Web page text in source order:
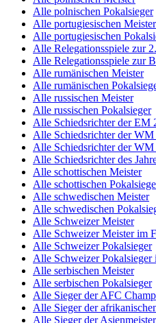
Alle polnischen Pokalsieger
Alle portugiesischen Meister
Alle portugiesischen
Alle Relegationsspiele zur
Alle Relegationsspiele zur
Alle rumänischen Meister
Alle rumänischen
Alle russischen Meister
Alle russischen Pokalsieger
Alle Schiedsrichter der EM
Alle Schiedsrichter der
Alle Schiedsrichter der WM
Alle Schiedsrichter des
Alle schottischen Meister
Alle schottischen
Alle schwedischen Meister
Alle schwedischen
Alle Schweizer Meister
Alle Schweizer Meister im
Alle Schweizer Pokalsieger
Alle Schweizer Pokalsieger
Alle serbischen Meister
Alle serbischen Pokalsieger
Alle Sieger der AFC
Alle Sieger der
Alle Sieger der